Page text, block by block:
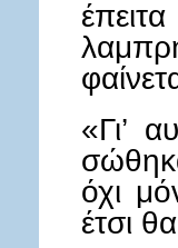
«Γι’
όχι
έτσι